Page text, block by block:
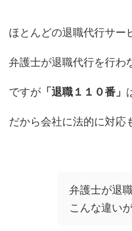
ほとんどの退職代行サー
弁護士が退職代行を行わ
ですが 「退職１１０番」
だから会社に法的に対応
弁護士が退
こんな違い